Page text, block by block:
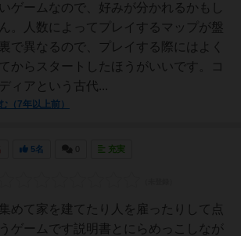
ゲームなので、好みが分かれるかもし
。人数によってプレイするマップが盤
で異なるので、プレイする際にはよく
からスタートしたほうがいいです。コ
ィアという古代...
（7年以上前）
5名 充実
めて家を建てたり人を雇ったりして点
ゲームです説明書とにらめっこしなが